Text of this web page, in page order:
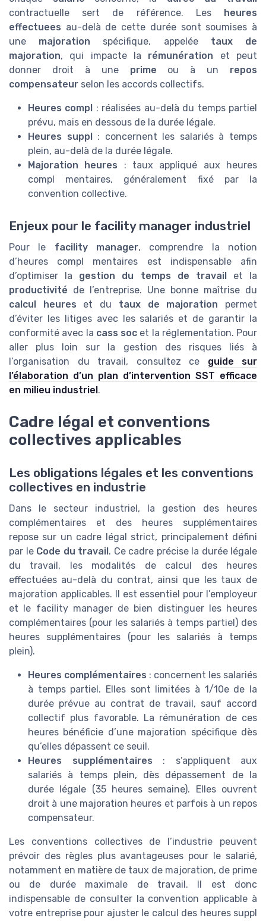
contractuelle sert de référence. Les
heures
effectuees au-delà de cette durée sont soumises à
une majoration spécifique, appelée taux de
majoration, qui impacte la rémunération et peut
donner droit à une prime ou à un repos
compensateur selon les accords collectifs.
Heures compl
: réalisées au-delà du temps partiel
prévu, mais en dessous de la durée légale.
Heures suppl
: concernent les salariés à temps
plein, au-delà de la durée légale.
Majoration heures : taux appliqué aux heures
compl mentaires, généralement fixé par la
convention collective.
Enjeux pour le facility manager industriel
Pour le facility manager, comprendre la notion
d’heures compl mentaires est indispensable afin
d’optimiser la gestion du temps de travailet la
productivité de l’entreprise. Une bonne maîtrise du
calcul heures et du taux de majoration permet
d’éviter les litiges avec les salariés et de garantir la
conformité avec la cass soc et la réglementation. Pour
aller plus loin sur la gestion des risques liés à
l’organisation du travail, consultez ce guide sur
l’élaboration d’un plan d’intervention SST efficace
en milieu industriel.
Cadre légal et conventions
collectives applicables
Les obligations légales et les conventions
collectives en industrie
Dans le secteur industriel, la gestion des heures
complémentaires et des heures supplémentaires
repose sur un cadre légal strict, principalement défini
par le Code du travail. Ce cadre précise la durée légale
du travail, les modalités de calcul des heures
effectuées au-delà du contrat, ainsi que les taux de
majoration applicables. Il est essentiel pour l’employeur
et le facility manager de bien distinguer les heures
complémentaires (pour les salariés à temps partiel) des
heures supplémentaires (pour les salariés à temps
plein).
Heures complémentaires : concernent les salariés
à temps partiel. Elles sont limitées à 1/10e de la
durée prévue au contrat de travail, sauf accord
collectif plus favorable. La rémunération de ces
heures bénéficie d’une majoration spécifique dès
qu’elles dépassent ce seuil.
Heures supplémentaires : s’appliquent aux
salariés à temps plein, dès dépassement de la
durée légale (35 heures semaine). Elles ouvrent
droit à une majoration heures et parfois à un repos
compensateur.
Les conventions collectives de l’industrie peuvent
prévoir des règles plus avantageuses pour le salarié,
notamment en matière de taux de majoration, de prime
ou de durée maximale de travail. Il est donc
indispensable de consulter la convention applicable à
votre entreprise pour ajuster le calcul des heures suppl